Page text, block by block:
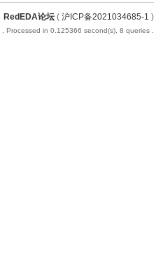
RedEDA论坛( 沪ICP备2021034685-1 )
, Processed in 0.125366 second(s), 8 queries .